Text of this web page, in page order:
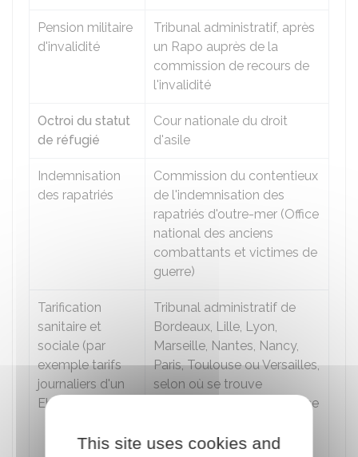
Pension militaire
d'invalidité
Tribunal administratif, après
un Rapo auprès de la
commission de recours de
l'invalidité
Octroi du statut
de réfugié
Cour nationale du droit
d'asile
Indemnisation
des rapatriés
Commission du contentieux
de l'indemnisation des
rapatriés d'outre-mer (Office
national des anciens
combattants et victimes de
guerre)
Tarification
sanitaire et
sociale (par
exemple tarifs
journaliers d'un
Ehpad
Tribunal administratif de
Bordeaux, Lille, Lyon,
Marseille, Nantes, Nancy,
Paris, Toulouse ou Versailles,
selon où se trouve
l'établissement ou le service
contestée
This site uses cookies and